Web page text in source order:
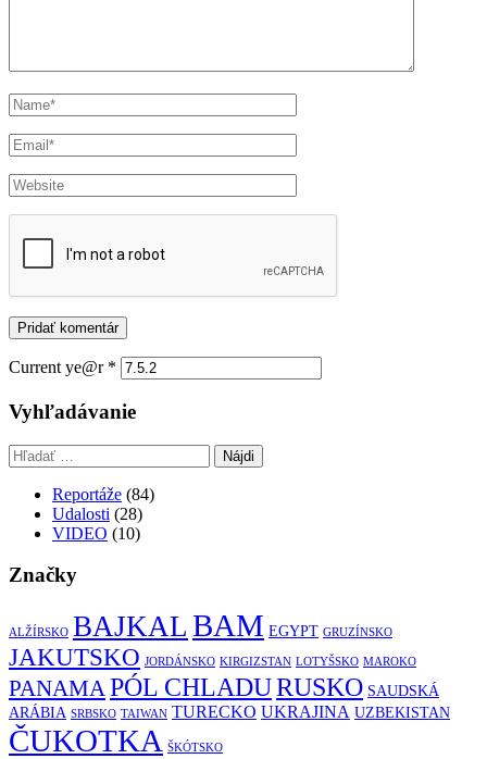
Current ye@r *
Vyhľadávanie
Hľadať:
Reportáže (84)
Udalosti (28)
VIDEO (10)
Značky
ALŽÍRSKO BAJKAL BAM EGYPT GRUZÍNSKO
JAKUTSKO JORDÁNSKO KIRGIZSTAN LOTYŠSKO MAROKO
PANAMAPÓL CHLADURUSKO SAUDSKÁ
ARÁBIA SRBSKO TAIWAN TURECKO UKRAJINA UZBEKISTAN
ČUKOTKA ŠKÓTSKO